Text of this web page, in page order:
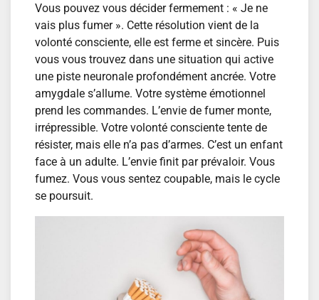
Vous pouvez vous décider fermement : « Je ne
vais plus fumer ». Cette résolution vient de la
volonté consciente, elle est ferme et sincère. Puis
vous vous trouvez dans une situation qui active
une piste neuronale profondément ancrée. Votre
amygdale s’allume. Votre système émotionnel
prend les commandes. L’envie de fumer monte,
irrépressible. Votre volonté consciente tente de
résister, mais elle n’a pas d’armes. C’est un enfant
face à un adulte. L’envie finit par prévaloir. Vous
fumez. Vous vous sentez coupable, mais le cycle
se poursuit.